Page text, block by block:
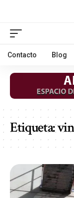
Contacto Blog
Etiqueta: